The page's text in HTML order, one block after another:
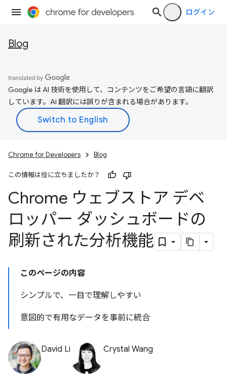
ログイン
Blog
Google は AI 技術を使用して、コンテンツをご希望の言語に翻訳
しています。AI 翻訳には誤りが含まれる場合があります。
Chrome for Developers Blog
この情報は役に立ちましたか？
Chrome ウェブストア デベ
ロッパー ダッシュボードの
刷新された分析機能
このページの内容
シンプルで、一目で理解しやすい
意図的で有用なデータを事前に統合
David Li Crystal Wang